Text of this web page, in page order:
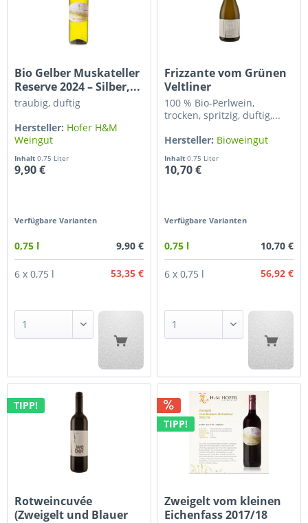
Bio Gelber Muskateller
Reserve 2024 – Silber,...
traubig, duftig
Hersteller: Hofer H&M
Weingut
Inhalt0.75 Liter
9,90 €
Verfügbare Varianten
0,75 l 9,90 €
6 x 0,75 l 53,35 €
Frizzante vom Grünen
Veltliner
100 % Bio-Perlwein,
trocken, spritzig, duftig,...
Hersteller: Bioweingut
Inhalt0.75 Liter
10,70 €
Verfügbare Varianten
0,75 l 10,70 €
6 x 0,75 l 56,92 €
TIPP!
Rotweincuvée
(Zweigelt und Blauer
TIPP!
Zweigelt vom kleinen
Eichenfass 2017/18